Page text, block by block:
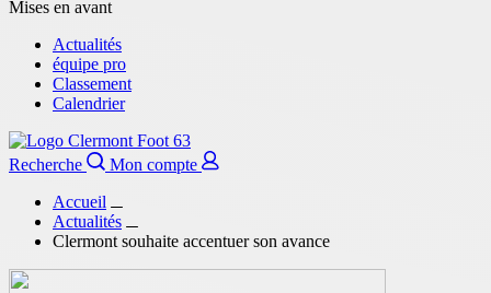
Mises en avant
Actualités
équipe pro
Classement
Calendrier
Recherche
Mon compte
Accueil
Actualités
Clermont souhaite accentuer son avance